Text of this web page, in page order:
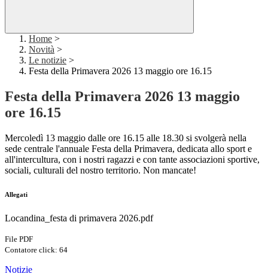
Home >
Novità >
Le notizie >
Festa della Primavera 2026 13 maggio ore 16.15
Festa della Primavera 2026 13 maggio
ore 16.15
Mercoledì 13 maggio dalle ore 16.15 alle 18.30 si svolgerà nella
sede centrale l'annuale Festa della Primavera, dedicata allo sport e
all'intercultura, con i nostri ragazzi e con tante associazioni sportive,
sociali, culturali del nostro territorio. Non mancate!
Allegati
Locandina_festa di primavera 2026.pdf
File PDF
Contatore click: 64
Notizie